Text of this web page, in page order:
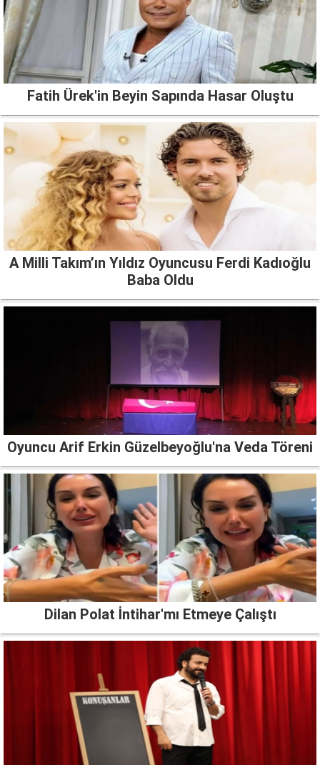
Fatih Ürek'in Beyin Sapında Hasar Oluştu
A Milli Takım’ın Yıldız Oyuncusu Ferdi Kadıoğlu
Baba Oldu
Oyuncu Arif Erkin Güzelbeyoğlu'na Veda Töreni
Dilan Polat İntihar'mı Etmeye Çalıştı